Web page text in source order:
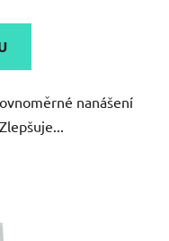
nanášení